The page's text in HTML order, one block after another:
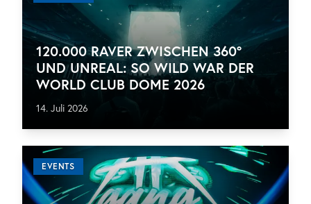
120.000 RAVER ZWISCHEN 360°
UND UNREAL: SO WILD WAR DER
WORLD CLUB DOME 2026
14. Juli 2026
EVENTS